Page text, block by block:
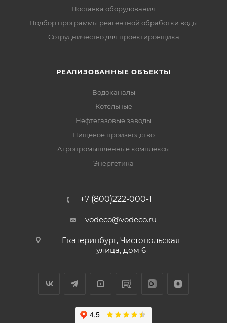
Поставка оборудования
Подбор программы реагентной обработки воды
Сотрудничество для проектировщика
РЕАЛИЗОВАННЫЕ ОБЪЕКТЫ
Водоканалы
Котельные
Нефтегазовые заводы
Пищевое производство
Агропромышленные комплексы
Энергетика
+7 (800)222-000-1
vodeco@vodeco.ru
Екатеринбург, Чистопольская
улица, дом 6